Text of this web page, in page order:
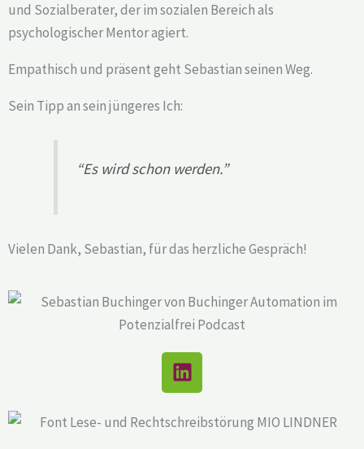
und Sozialberater, der im sozialen Bereich als
psychologischer Mentor agiert.
Empathisch und präsent geht Sebastian seinen Weg.
Sein Tipp an sein jüngeres Ich:
“Es wird schon werden.”
Vielen Dank, Sebastian, für das herzliche Gespräch!
L
i
n
k